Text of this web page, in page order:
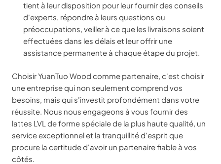
tient à leur disposition pour leur fournir des conseils
d'experts, répondre à leurs questions ou
préoccupations, veiller à ce que les livraisons soient
effectuées dans les délais et leur offrir une
assistance permanente à chaque étape du projet.
Choisir YuanTuo Wood comme partenaire, c'est choisir
une entreprise qui non seulement comprend vos
besoins, mais qui s'investit profondément dans votre
réussite. Nous nous engageons à vous fournir des
lattes LVL de forme spéciale de la plus haute qualité, un
service exceptionnel et la tranquillité d'esprit que
procure la certitude d'avoir un partenaire fiable à vos
côtés.